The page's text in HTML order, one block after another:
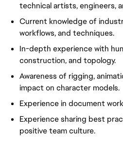
technical artists, engineers,
Current knowledge of
workflows, and techniques.
In-depth experience with
construction, and topology.
Awareness of rigging,
impact on character models.
Experience in document
Experience sharing best
positive team culture.